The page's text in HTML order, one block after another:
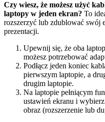
Czy wiesz, że możesz użyć
laptopy w jeden ekran? To
rozszerzyć lub zdublować swój
prezentacji.
Upewnij się, że oba
możesz potrzebować
Podłącz jeden koniec
pierwszym laptopie, a
drugim laptopie.
Na laptopie pełniącym
ustawień ekranu i
obraz (rozszerzenie lub